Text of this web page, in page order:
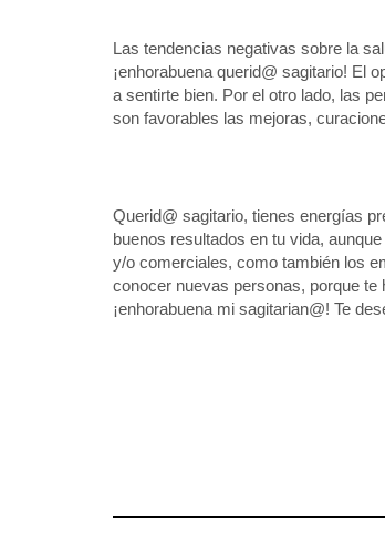
Las tendencias negativas sobre la
¡enhorabuena querid@ sagitario! El
a sentirte bien. Por el otro lado, las
son favorables las mejoras,
Querid@ sagitario, tienes energías
buenos resultados en tu vida,
y/o comerciales, como también los
conocer nuevas personas, porque te
¡enhorabuena mi sagitarian@! Te